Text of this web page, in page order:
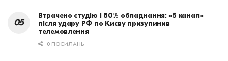
Втрачено студію і 80% обладнання: «5 канал»
після удару РФ по Києву призупинив
телемовлення
0 ПОСИЛАНЬ